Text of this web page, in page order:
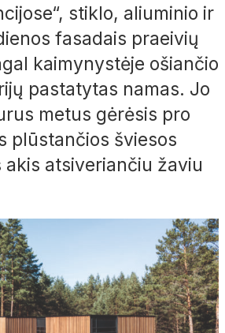
stiklo, aliuminio ir
fasadais praeivių
kaimynystėje ošiančio
pastatytas namas. Jo
metus gėrėsis pro
plūstančios šviesos
akis atsiveriančiu žaviu